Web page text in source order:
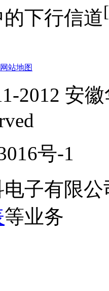
下行信道
网站地图
2012 安
号
子有限公
等业务